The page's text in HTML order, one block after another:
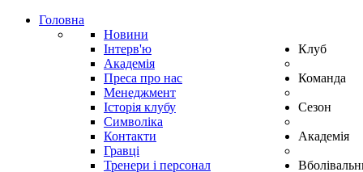
Головна
Новини
Інтерв'ю
Академія
Преса про нас
Клуб
Менеджмент
Історія клубу
Символіка
Контакти
Команда
Гравці
Тренери і персонал
Сезон
Академія